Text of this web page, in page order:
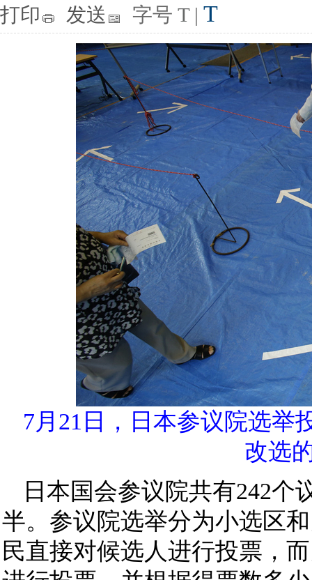
打印
发送 字号 T | T
7月21日，日本参议院选举
改选
日本国会参议院共有242个
半。参议院选举分为小选区
民直接对候选人进行投票，